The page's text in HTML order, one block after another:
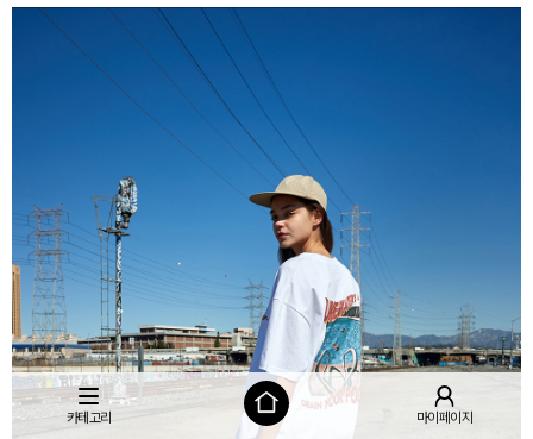
카테고리 마이페이지